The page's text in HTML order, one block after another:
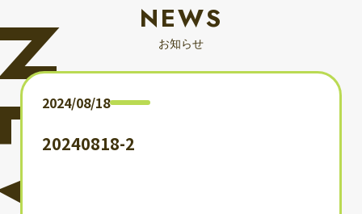
NEWS
お知らせ
2024/08/18
20240818-2